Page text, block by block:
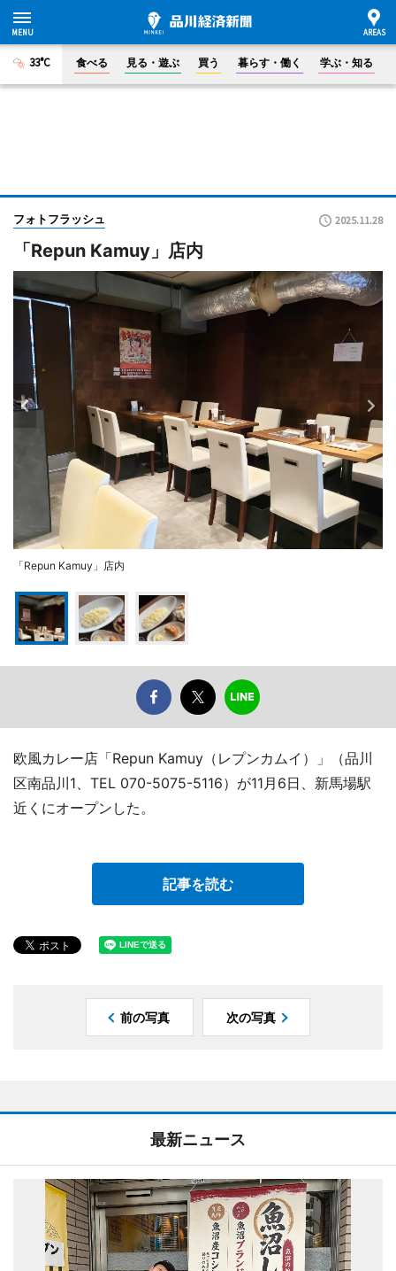
33°C 食べる 見る・遊ぶ 買う 暮らす・働く 学ぶ・知る
フォトフラッシュ 2025.11.28
「Repun Kamuy」店内
「Repun Kamuy」店内
欧風カレー店「Repun Kamuy（レプンカムイ）」（品川
区南品川1、TEL 070-5075-5116）が11月6日、新馬場駅
近くにオープンした。
記事を読む
前の写真 次の写真
最新ニュース